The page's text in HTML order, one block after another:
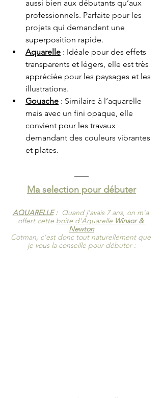
aussi bien aux débutants qu’aux
professionnels. Parfaite pour les
projets qui demandent une
superposition rapide.
Aquarelle : Idéale pour des effets
transparents et légers, elle est très
appréciée pour les paysages et les
illustrations.
Gouache : Similaire à l’aquarelle
mais avec un fini opaque, elle
convient pour les travaux
demandant des couleurs vibrantes
et plates.
Ma selection pour débuter
AQUARELLE : Quand j'avais 7 ans, on m'a
offert cette boîte d'Aquarelle Winsor &
Newton
Cotman, c'est donc tout naturellement que
je vous la conseille pour débuter :